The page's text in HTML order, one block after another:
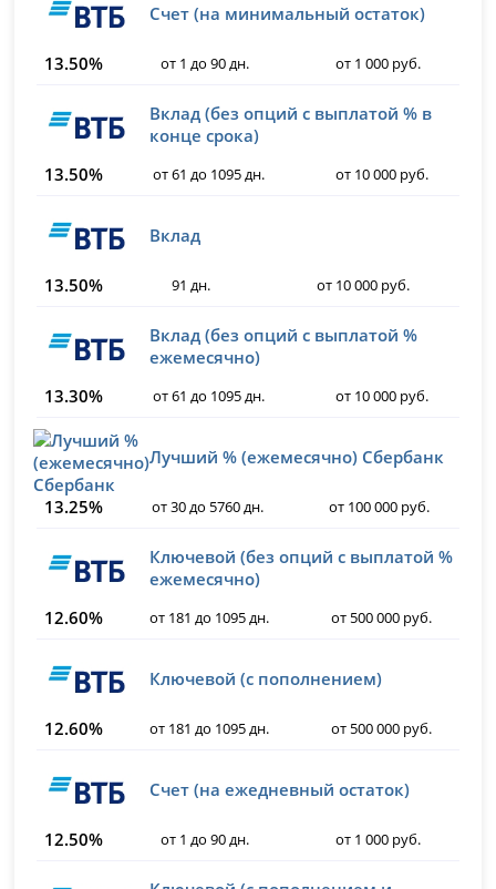
Счет (на минимальный остаток)
13.50% от 1 до 90 дн. от 1 000 руб.
Вклад (без опций с выплатой % в
конце срока)
13.50%
от 61 до 1095 дн. от 10 000 руб.
Вклад
13.50% 91 дн. от 10 000 руб.
Вклад (без опций с выплатой %
ежемесячно)
13.30%
от 61 до 1095 дн. от 10 000 руб.
Лучший % (ежемесячно) Сбербанк
13.25% от 30 до 5760 дн. от 100 000 руб.
Ключевой (без опций с выплатой %
ежемесячно)
12.60%
от 181 до 1095 дн. от 500 000 руб.
Ключевой (с пополнением)
12.60% от 181 до 1095 дн. от 500 000 руб.
Счет (на ежедневный остаток)
12.50% от 1 до 90 дн. от 1 000 руб.